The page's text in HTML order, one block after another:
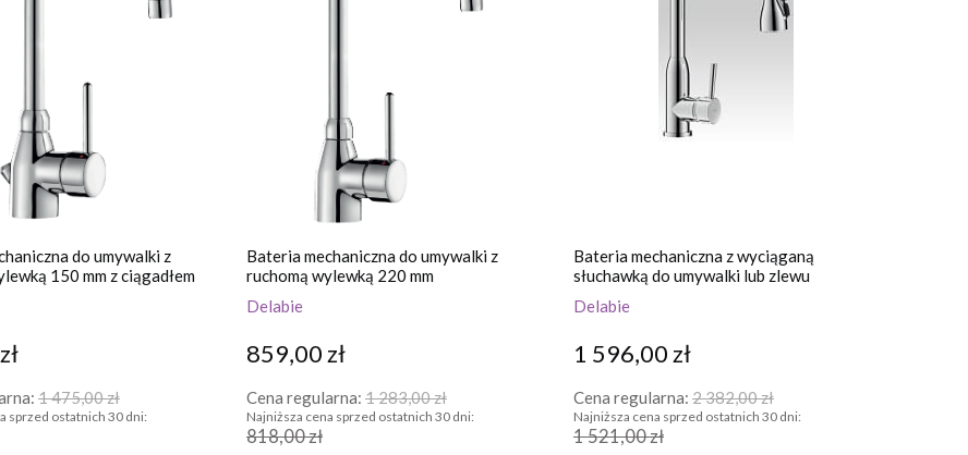
do umywalki z
150 mm z ciągadłem
1 475,00 zł
sprzed ostatnich 30 dni:
Bateria mechaniczna do umywalki z
ruchomą wylewką 220 mm
Delabie
859,00 zł
Cena regularna: 1 283,00 zł
Najniższa cena sprzed ostatnich 30 dni:
818,00 zł
Bateria mechaniczna z wyciąganą
słuchawką do umywalki lub zlewu
Delabie
1 596,00 zł
Cena regularna: 2 382,00 zł
Najniższa cena sprzed ostatnich 30 dni:
1 521,00 zł